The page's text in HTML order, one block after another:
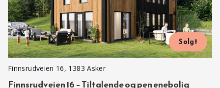
Solgt
Finnsrudveien 16, 1383 Asker
Finnsrudveien 16 – Tiltalende og pen enebolig